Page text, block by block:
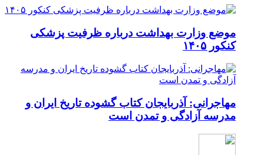
موضع وزارت بهداشت درباره ظرفیت پزشکی
کنکور ۱۴۰۵
مهاجرانی: آذربایجان کتاب گشوده تاریخ ایران و
مدرسه آزادگی و تمدن است